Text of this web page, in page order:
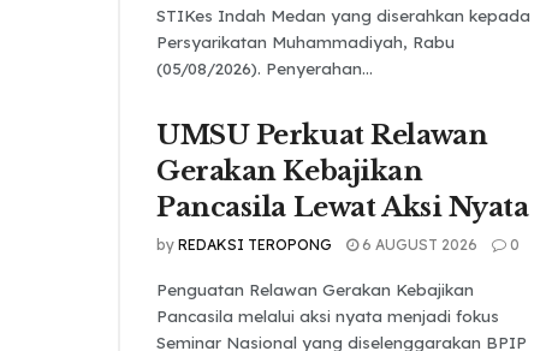
STIKes Indah Medan yang diserahkan kepada
Persyarikatan Muhammadiyah, Rabu
(05/08/2026). Penyerahan...
UMSU Perkuat Relawan
Gerakan Kebajikan
Pancasila Lewat Aksi Nyata
by REDAKSI TEROPONG 6 AUGUST 2026 0
Penguatan Relawan Gerakan Kebajikan
Pancasila melalui aksi nyata menjadi fokus
Seminar Nasional yang diselenggarakan BPIP